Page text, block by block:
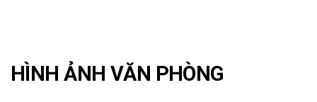
HÌNH ẢNH VĂN PHÒNG